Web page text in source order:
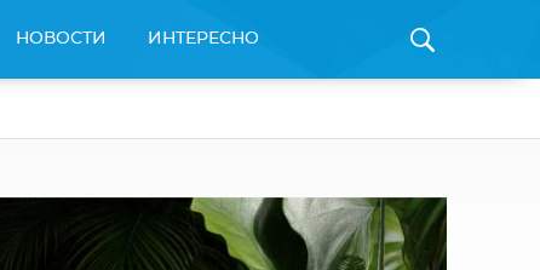
НОВОСТИ ИНТЕРЕСНО